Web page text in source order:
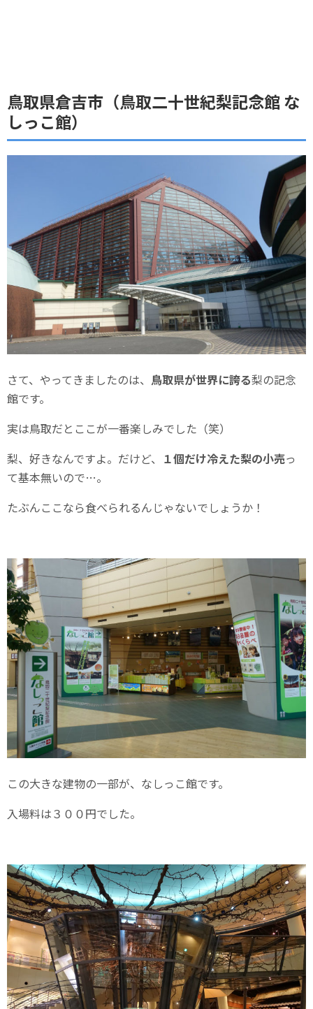
鳥取県倉吉市（鳥取二十世紀梨記念館 な
しっこ館）
さて、やってきましたのは、 鳥取県が世界に誇る梨の記念
館です。
実は鳥取だとここが一番楽しみでした（笑）
梨、好きなんですよ。だけど、 １個だけ冷えた梨の小売っ
て基本無いので…。
たぶんここなら食べられるんじゃないでしょうか！
この大きな建物の一部が、なしっこ館です。
入場料は３００円でした。